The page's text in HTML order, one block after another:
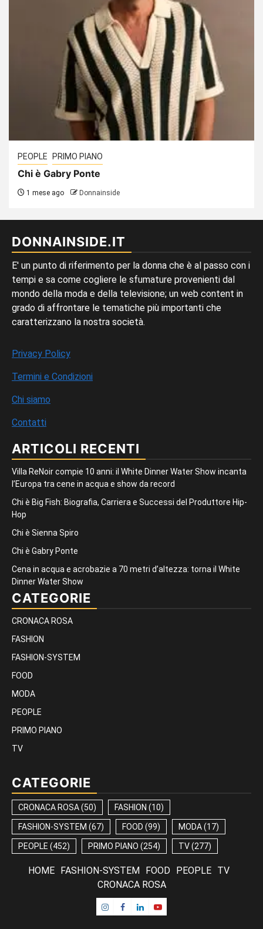
PEOPLE PRIMO PIANO
Chi è Gabry Ponte
1 mese ago Donnainside
DONNAINSIDE.IT
E' un punto di riferimento per la donna che è al passo con i
tempi e sa come cogliere le sfumature provenienti dal
mondo della moda e della televisione; un web content in
grado di affrontare le tematiche più importanti che
caratterizzano la nostra società.
Privacy Policy
Termini e Condizioni
Chi siamo
Contatti
ARTICOLI RECENTI
Villa ReNoir compie 10 anni: il White Dinner Water Show incanta
l’Europa tra cene in acqua e show da record
Chi è Big Fish: Biografia, Carriera e Successi del Produttore Hip-
Hop
Chi è Sienna Spiro
Chi è Gabry Ponte
Cena in acqua e acrobazie a 70 metri d’altezza: torna il White
Dinner Water Show
CATEGORIE
CRONACA ROSA
FASHION
FASHION-SYSTEM
FOOD
MODA
PEOPLE
PRIMO PIANO
TV
CATEGORIE
CRONACA ROSA(50) FASHION (10)
FASHION-SYSTEM (67) FOOD (99) MODA(17)
PEOPLE (452) PRIMO PIANO (254) TV(277)
HOME FASHION-SYSTEM FOOD PEOPLE
TV
CRONACA ROSA
Instagram
Facebook
LinkedinYoutube